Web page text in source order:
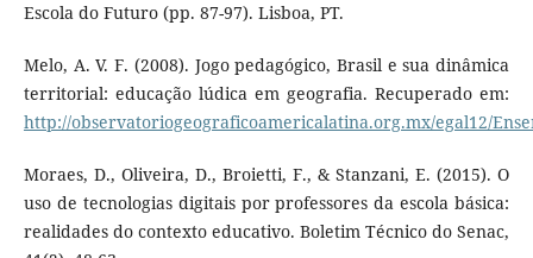
Escola do Futuro (pp. 87-97). Lisboa, PT.
Melo, A. V. F. (2008). Jogo pedagógico, Brasil e sua dinâmica
territorial: educação lúdica em geografia. Recuperado em:
http://observatoriogeograficoamericalatina.org.mx/egal12/
Moraes, D., Oliveira, D., Broietti, F., & Stanzani, E. (2015). O
uso de tecnologias digitais por professores da escola básica:
realidades do contexto educativo. Boletim Técnico do Senac,